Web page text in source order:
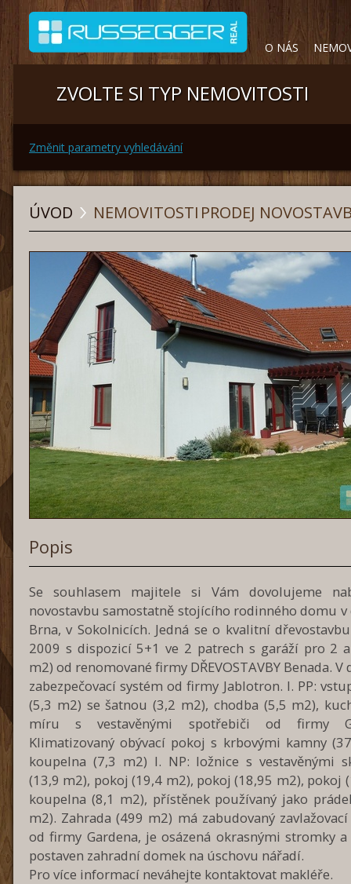
O NÁS
ZVOLTE SI TYP NEMOVITOSTI
Změnit parametry vyhledávání
ÚVOD NEMOVITOSTI PRODEJ
Popis
Se souhlasem majitele si Vám dovolujeme
novostavbu samostatně stojícího rodinného domu v
Brna, v Sokolnicích. Jedná se o kvalitní
2009 s dispozicí 5+1 ve 2 patrech s garáží pro 2
m2) od renomované firmy DŘEVOSTAVBY Benada. V
zabezpečovací systém od firmy Jablotron. I. PP:
(5,3 m2) se šatnou (3,2 m2), chodba (5,5 m2),
míru s vestavěnými spotřebiči od firmy
Klimatizovaný obývací pokoj s krbovými kamny
koupelna (7,3 m2) I. NP: ložnice s vestavěnými
(13,9 m2), pokoj (19,4 m2), pokoj (18,95 m2), pokoj
koupelna (8,1 m2), přístěnek používaný jako
m2). Zahrada (499 m2) má zabudovaný
od firmy Gardena, je osázená okrasnými stromky
postaven zahradní domek na úschovu nářadí.
Pro více informací neváhejte kontaktovat makléře.